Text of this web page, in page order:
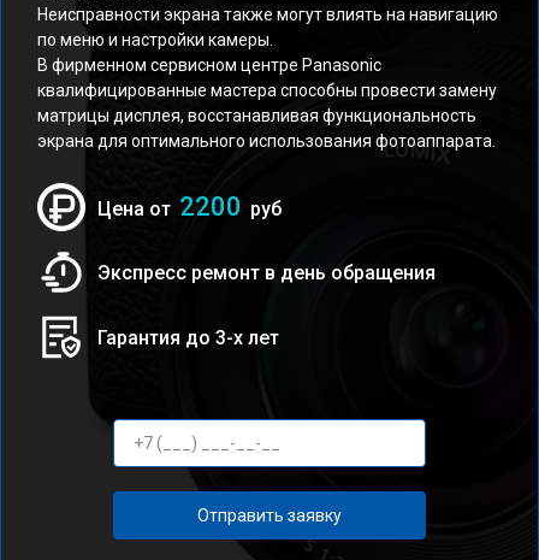
Неисправности экрана также могут влиять на навигацию
по меню и настройки камеры.
В фирменном сервисном центре Panasonic
квалифицированные мастера способны провести замену
матрицы дисплея, восстанавливая функциональность
экрана для оптимального использования фотоаппарата.
Цена от 2200 руб
Экспресс ремонт в день обращения
Гарантия до 3-х лет
Отправить заявку